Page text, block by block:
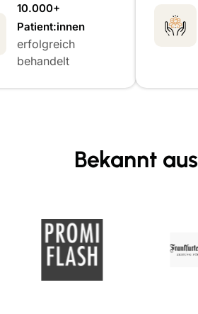
10.000+
Patient:innen
erfolgreich
behandelt
Bekannt aus